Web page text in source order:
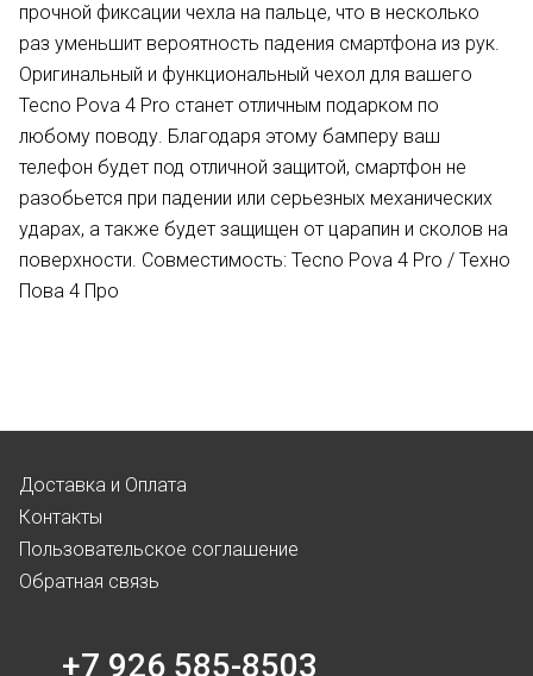
прочной фиксации чехла на пальце, что в несколько
раз уменьшит вероятность падения смартфона из рук.
Оригинальный и функциональный чехол для вашего
Tecno Pova 4 Pro cтанет отличным подарком по
любому поводу. Благодаря этому бамперу ваш
телефон будет под отличной защитой, смартфон не
разобьется при падении или серьезных механических
ударах, а также будет защищен от царапин и сколов на
поверхности. Совместимость: Tecno Pova 4 Pro / Техно
Пова 4 Про
Доставка и Оплата
Контакты
Пользовательское соглашение
Обратная связь
+7 926 585-8503